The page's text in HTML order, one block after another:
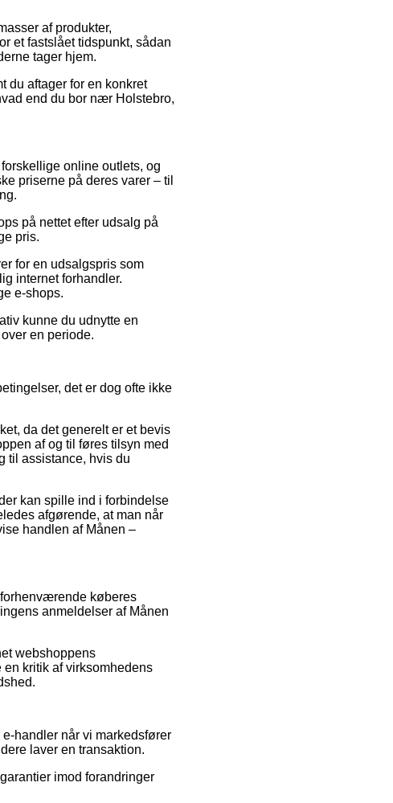
af produkter,
et fastslået tidspunkt, sådan
tager hjem.
du aftager for en konkret
end du bor nær Holstebro,
online outlets, og
priserne på deres varer – til
på nettet efter udsalg på
pris.
for en udsalgspris som
internet forhandler.
e-shops.
kunne du udnytte en
en periode.
det er dog ofte ikke
da det generelt er et bevis
af og til føres tilsyn med
til assistance, hvis du
kan spille ind i forbindelse
afgørende, at man når
handlen af Månen –
køberes
anmeldelser af Månen
webshoppens
kritik af virksomhedens
handler når vi markedsfører
laver en transaktion.
imod forandringer